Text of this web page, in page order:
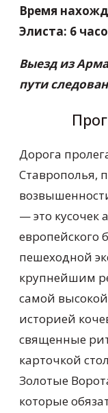
Время
Элиста: 6
Выезд из
пути
Дорога
Ставрополья,
— это кусочек
европейского
пешеходной
крупнейшим
самой
историей
священные
карточкой
Золотые
которые